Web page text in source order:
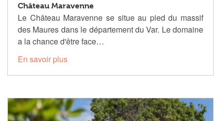
Château Maravenne
Le Château Maravenne se situe au pied du massif
des Maures dans le département du Var. Le domaine
a la chance d'être face…
En savoir plus